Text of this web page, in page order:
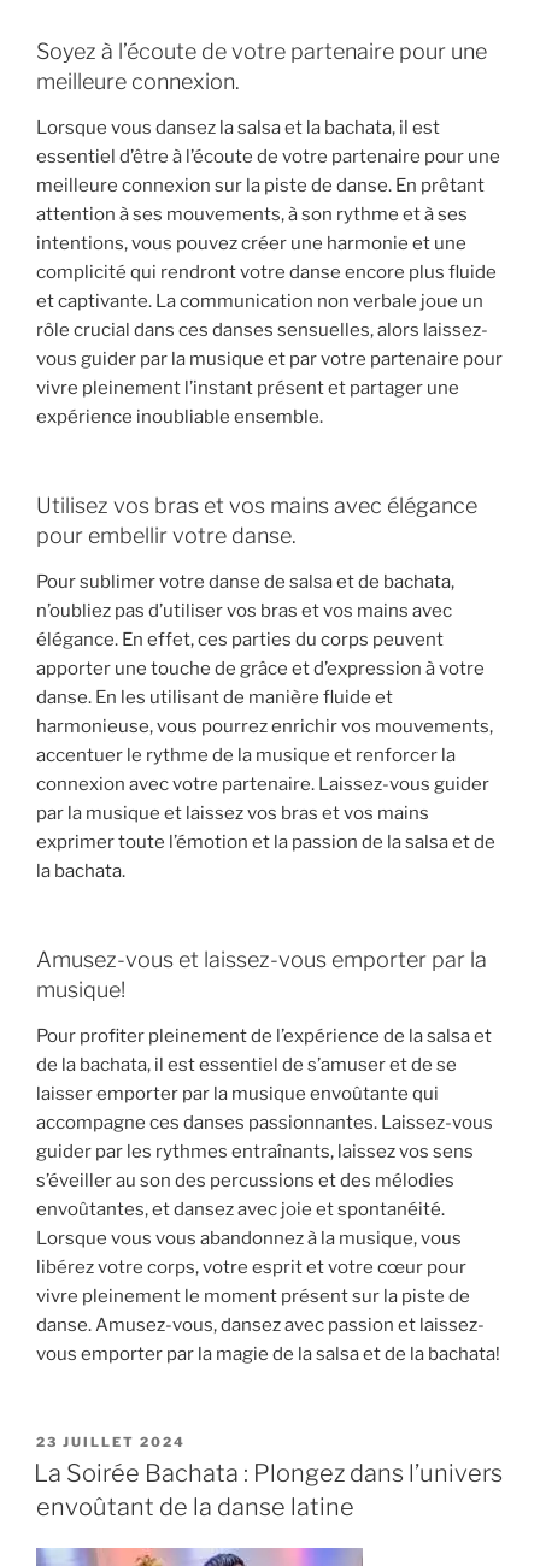
Soyez à l’écoute de votre partenaire pour une
meilleure connexion.
Lorsque vous dansez la salsa et la bachata, il est
essentiel d’être à l’écoute de votre partenaire pour une
meilleure connexion sur la piste de danse. En prêtant
attention à ses mouvements, à son rythme et à ses
intentions, vous pouvez créer une harmonie et une
complicité qui rendront votre danse encore plus fluide
et captivante. La communication non verbale joue un
rôle crucial dans ces danses sensuelles, alors laissez-
vous guider par la musique et par votre partenaire pour
vivre pleinement l’instant présent et partager une
expérience inoubliable ensemble.
Utilisez vos bras et vos mains avec élégance
pour embellir votre danse.
Pour sublimer votre danse de salsa et de bachata,
n’oubliez pas d’utiliser vos bras et vos mains avec
élégance. En effet, ces parties du corps peuvent
apporter une touche de grâce et d’expression à votre
danse. En les utilisant de manière fluide et
harmonieuse, vous pourrez enrichir vos mouvements,
accentuer le rythme de la musique et renforcer la
connexion avec votre partenaire. Laissez-vous guider
par la musique et laissez vos bras et vos mains
exprimer toute l’émotion et la passion de la salsa et de
la bachata.
Amusez-vous et laissez-vous emporter par la
musique!
Pour profiter pleinement de l’expérience de la salsa et
de la bachata, il est essentiel de s’amuser et de se
laisser emporter par la musique envoûtante qui
accompagne ces danses passionnantes. Laissez-vous
guider par les rythmes entraînants, laissez vos sens
s’éveiller au son des percussions et des mélodies
envoûtantes, et dansez avec joie et spontanéité.
Lorsque vous vous abandonnez à la musique, vous
libérez votre corps, votre esprit et votre cœur pour
vivre pleinement le moment présent sur la piste de
danse. Amusez-vous, dansez avec passion et laissez-
vous emporter par la magie de la salsa et de la bachata!
PUBLIÉ
LE
23 JUILLET 2024
La Soirée Bachata : Plongez dans l’univers
envoûtant de la danse latine